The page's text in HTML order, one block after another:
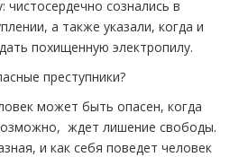
чистосердечно сознались в
а также указали, когда и
похищенную электропилу.
преступники?
может быть опасен, когда
ждет лишение свободы.
и как себя поведет человек